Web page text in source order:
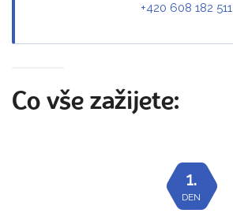
+420 608 182 511
Co vše zažijete:
1.
DEN